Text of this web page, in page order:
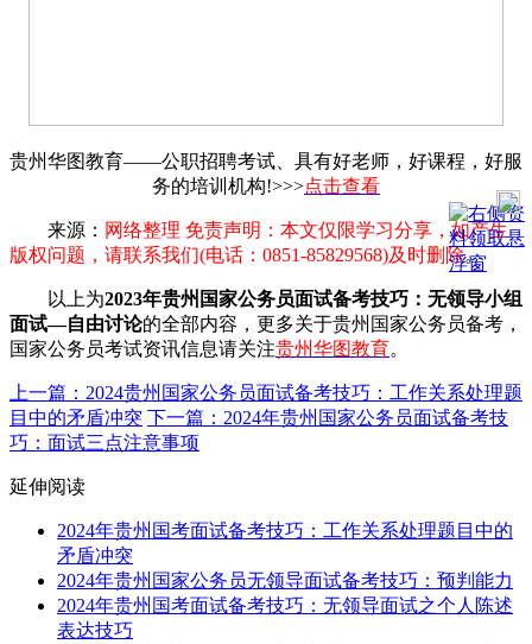
贵州华图教育——公职招聘考试、具有好老师，好课程，好服
务的培训机构!>>>点击查看
来源： 网络整理 免责声明：本文仅限学习分享，如产生
版权问题，请联系我们(电话：0851-85829568)及时删除。
以上为2023年贵州国家公务员面试备考技巧：无领导小组
面试—自由讨论的全部内容，更多关于贵州国家公务员备考，
国家公务员考试资讯信息请关注贵州华图教育。
上一篇：2024贵州国家公务员面试备考技巧：工作关系处理题
目中的矛盾冲突 下一篇：2024年贵州国家公务员面试备考技
巧：面试三点注意事项
延伸阅读
2024年贵州国考面试备考技巧：工作关系处理题目中的
矛盾冲突
2024年贵州国家公务员无领导面试备考技巧：预判能力
2024年贵州国考面试备考技巧：无领导面试之个人陈述
表达技巧